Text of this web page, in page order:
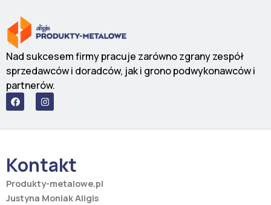
Nad sukcesem firmy pracuje zarówno zgrany zespół
sprzedawców i doradców, jak i grono podwykonawców i
partnerów.
F
a
c
b
k
I
n
s
a
a
m
Kontakt
Produkty-metalowe.pl
Justyna Moniak Aligis